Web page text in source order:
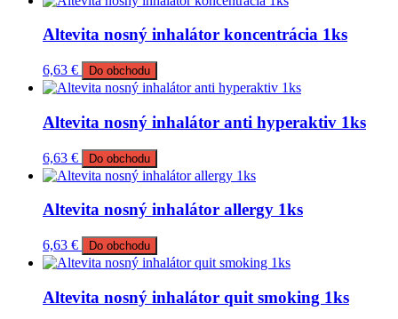
Altevita nosný inhalátor koncentrácia 1ks
6,63 € Do obchodu
Altevita nosný inhalátor anti hyperaktiv 1ks
6,63 € Do obchodu
Altevita nosný inhalátor allergy 1ks
6,63 € Do obchodu
Altevita nosný inhalátor quit smoking 1ks